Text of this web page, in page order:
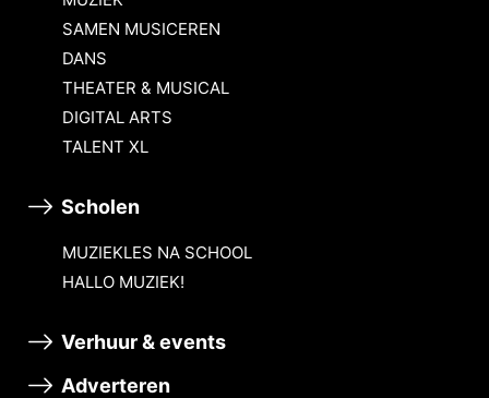
SAMEN MUSICEREN
DANS
THEATER & MUSICAL
DIGITAL ARTS
TALENT XL
Scholen
MUZIEKLES NA SCHOOL
HALLO MUZIEK!
Verhuur & events
Adverteren